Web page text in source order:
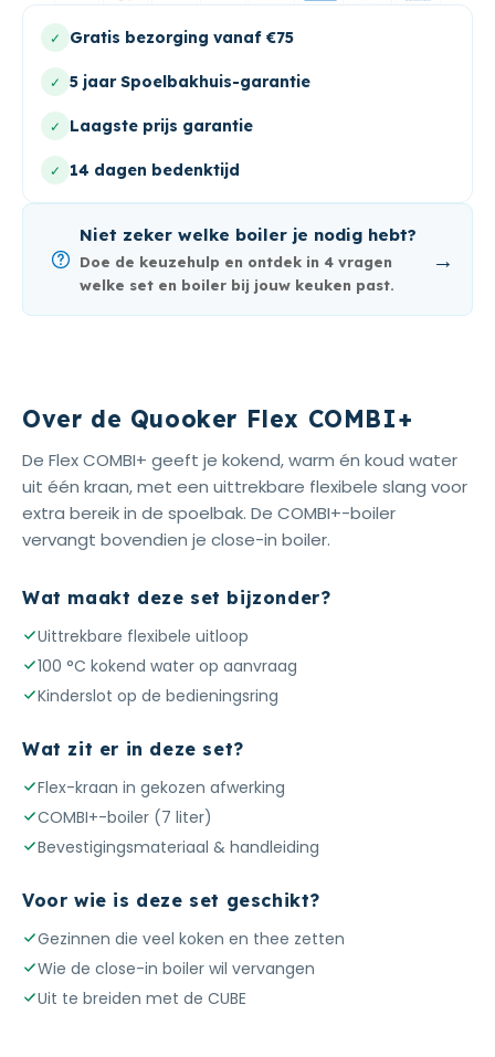
✓ Gratis bezorging vanaf €75
✓ 5 jaar Spoelbakhuis-garantie
✓ Laagste prijs garantie
✓ 14 dagen bedenktijd
Niet zeker welke boiler je nodig hebt?
Doe de keuzehulp en ontdek in 4 vragen
welke set en boiler bij jouw keuken past.
→
Over de Quooker Flex COMBI+
De Flex COMBI+ geeft je kokend, warm én koud water
uit één kraan, met een uittrekbare flexibele slang voor
extra bereik in de spoelbak. De COMBI+-boiler
vervangt bovendien je close-in boiler.
Wat maakt deze set bijzonder?
Uittrekbare flexibele uitloop
100 °C kokend water op aanvraag
Kinderslot op de bedieningsring
Wat zit er in deze set?
Flex-kraan in gekozen afwerking
COMBI+-boiler (7 liter)
Bevestigingsmateriaal & handleiding
Voor wie is deze set geschikt?
Gezinnen die veel koken en thee zetten
Wie de close-in boiler wil vervangen
Uit te breiden met de CUBE